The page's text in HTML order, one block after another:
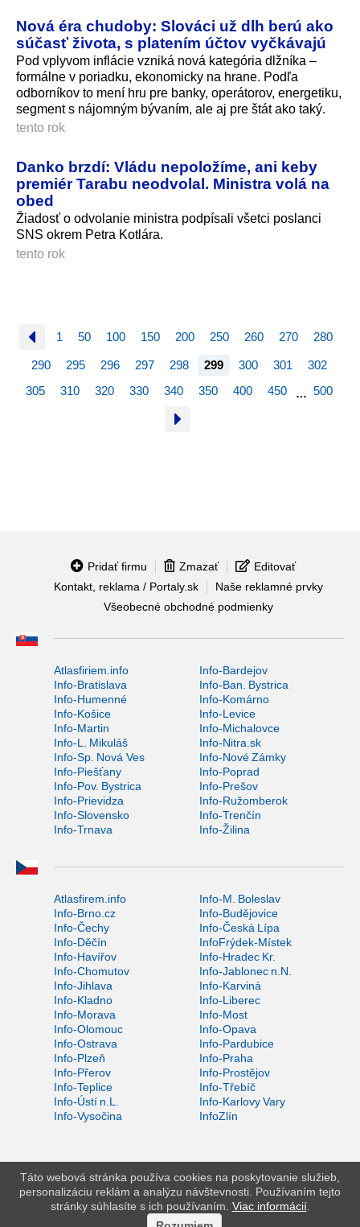
Nová éra chudoby: Slováci už dlh berú ako
súčasť života, s platením účtov vyčkávajú
Pod vplyvom inflácie vzniká nová kategória dlžníka –
formálne v poriadku, ekonomicky na hrane. Podľa
odborníkov to mení hru pre banky, operátorov, energetiku,
segment s nájomným bývaním, ale aj pre štát ako taký.
tento rok
Danko brzdí: Vládu nepoložíme, ani keby
premiér Tarabu neodvolal. Ministra volá na
obed
Žiadosť o odvolanie ministra podpísali všetci poslanci
SNS okrem Petra Kotlára.
tento rok
1 50 100 150 200 250 260 270 280
290 295 296 297 298 299 300 301
302
305
310 320 330 340 350 400 450 … 500
Pridať firmu Zmazať
Editovať
Kontakt, reklama / Portaly.sk
Naše reklamné prvky
Všeobecné obchodné podmienky
Atlasfiriem.info
Info-Bardejov
Info-Bratislava
Info-Ban. Bystrica
Info-Humenné
Info-Komárno
Info-Košice
Info-Levice
Info-Martin
Info-Michalovce
Info-L. Mikuláš
Info-Nitra.sk
Info-Sp. Nová Ves
Info-Nové Zámky
Info-Piešťany
Info-Poprad
Info-Pov. Bystrica
Info-Prešov
Info-Prievidza
Info-Ružomberok
Info-Slovensko
Info-Trenčín
Info-Trnava
Info-Žilina
Atlasfirem.info
Info-M. Boleslav
Info-Brno.cz
Info-Budějovice
Info-Čechy
Info-Česká Lípa
Info-Děčín
InfoFrýdek-Místek
Info-Havířov
Info-Hradec Kr.
Info-Chomutov
Info-Jablonec n.N.
Info-Jihlava
Info-Karviná
Info-Kladno
Info-Liberec
Info-Morava
Info-Most
Info-Olomouc
Info-Opava
Info-Ostrava
Info-Pardubice
Info-Plzeň
Info-Praha
Info-Přerov
Info-Prostějov
Info-Teplice
Info-Třebíč
Info-Ústí n.L.
Info-Karlovy Vary
Info-Vysočina
InfoZlín
Táto webová stránka používa cookies na poskytovanie služieb,
personalizáciu reklám a analýzu návštevnosti. Používaním tejto
stránky súhlasíte s ich používaním. Viac informácií.